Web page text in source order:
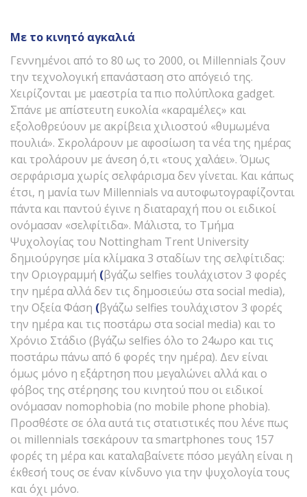
Με το κινητό αγκαλιά
Γεννημένοι από το 80 ως το 2000, οι Millennials ζουν
την τεχνολογική επανάσταση στο απόγειό της.
Χειρίζονται με μαεστρία τα πιο πολύπλοκα gadget.
Σπάνε με απίστευτη ευκολία «καραμέλες» και
εξολοθρεύουν με ακρίβεια χιλιοστού «θυμωμένα
πουλιά». Σκρολάρουν με αφοσίωση τα νέα της ημέρας
και τρολάρουν με άνεση ό,τι «τους χαλάει». Όμως
σερφάρισμα χωρίς σελφάρισμα δεν γίνεται. Και κάπως
έτσι, η μανία των Millennials να αυτοφωτογραφίζονται
πάντα και παντού έγινε η διαταραχή που οι ειδικοί
ονόμασαν «σελφίτιδα». Μάλιστα, το Τμήμα
Ψυχολογίας του Nottingham Trent University
δημιούργησε μία κλίμακα 3 σταδίων της σελφίτιδας:
την Οριογραμμή (βγάζω selfies τουλάχιστον 3 φορές
την ημέρα αλλά δεν τις δημοσιεύω στα social media),
την Οξεία Φάση (βγάζω selfies τουλάχιστον 3 φορές
την ημέρα και τις ποστάρω στα social media) και το
Xρόνιο Στάδιο (βγάζω selfies όλο το 24ωρο και τις
ποστάρω πάνω από 6 φορές την ημέρα). Δεν είναι
όμως μόνο η εξάρτηση που μεγαλώνει αλλά και ο
φόβος της στέρησης του κινητού που οι ειδικοί
ονόμασαν nomophobia (no mobile phone phobia).
Προσθέστε σε όλα αυτά τις στατιστικές που λένε πως
οι millennials τσεκάρουν τα smartphones τους 157
φορές τη μέρα και καταλαβαίνετε πόσο μεγάλη είναι η
έκθεσή τους σε έναν κίνδυνο για την ψυχολογία τους
και όχι μόνο.